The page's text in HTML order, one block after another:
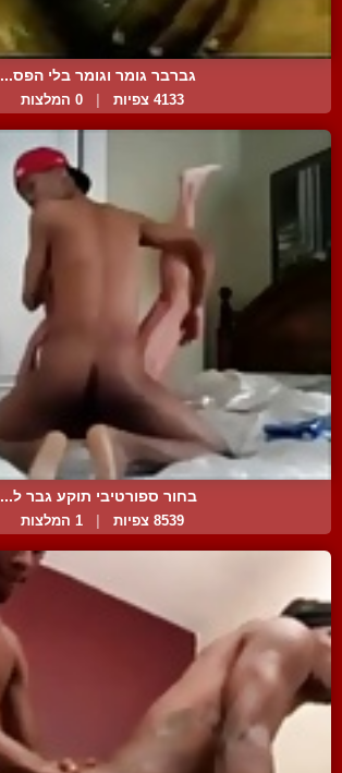
גברבר גומר וגומר בלי הפס...
4133 צפיות 0 המלצות
בחור ספורטיבי תוקע גבר ל...
8539 צפיות | 1 המלצות